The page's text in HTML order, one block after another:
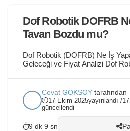
Değiştirme, Mail ve OİBS
Dof Robotik DOFRB
Tavan Bozdu mu?
Dof Robotik (DOFRB) Ne İş
Geleceği ve Fiyat Analizi Dof
simülatörleri ve dijital deneyim
teknoloji şirketidir; özellikle tema
sektörü ve endüstriyel
çözümler üretir. Halka arz
DOFRB hissesi,...
Cevat GÖKSOY tarafından
17 Ekim 2025yayınlandı /
güncellendi
9 dk 9 sn